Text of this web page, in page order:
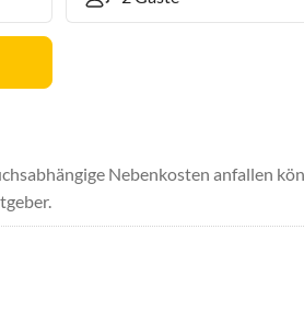
Nebenkosten anfallen